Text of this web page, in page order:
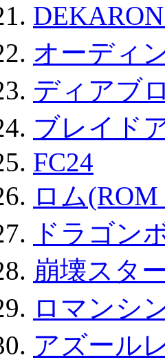
オーディ
ディアブ
ブレイド
FC24
ロム(ROM
ドラゴン
崩壊スタ
ロマンシ
アズール